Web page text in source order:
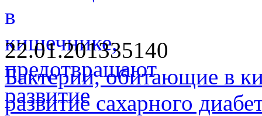
22.01.201335140
Бактерии, обитающие в
развитие сахарного